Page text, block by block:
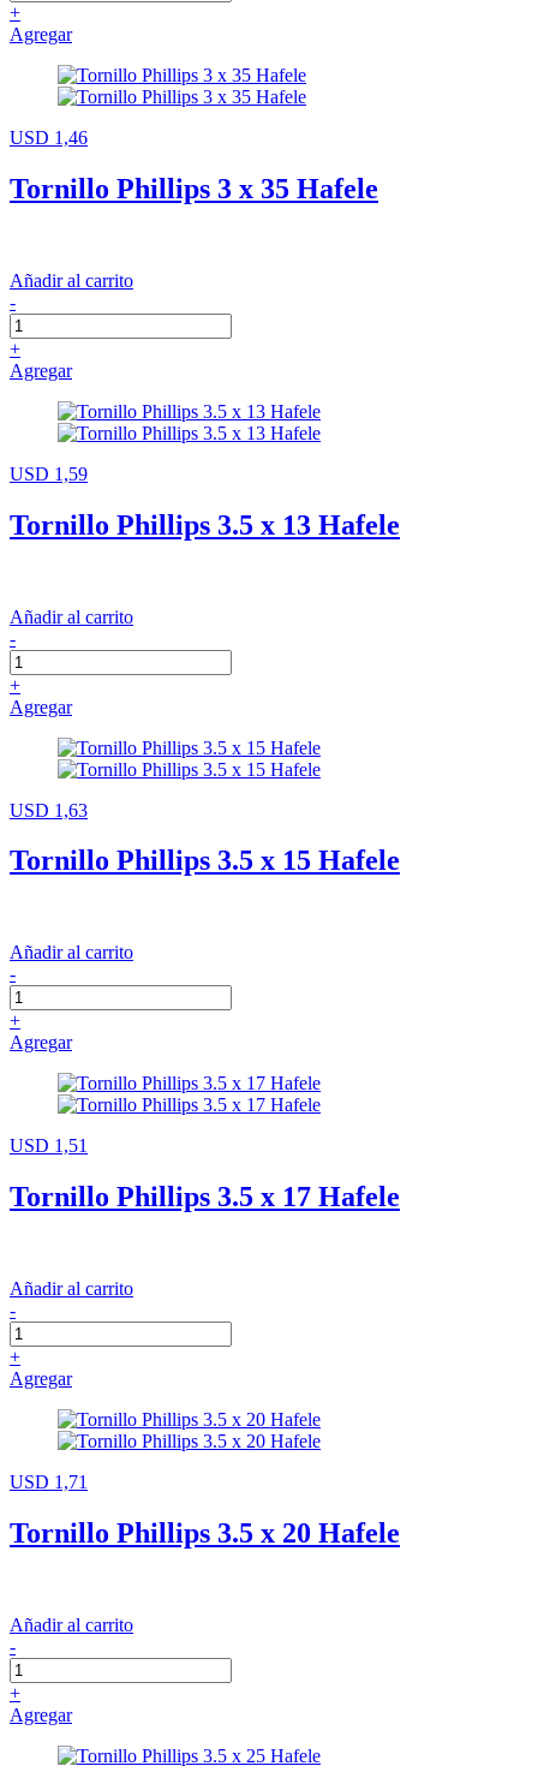
+
Agregar
USD 1,46
Tornillo Phillips 3 x 35 Hafele
Añadir al carrito
-
+
Agregar
USD 1,59
Tornillo Phillips 3.5 x 13 Hafele
Añadir al carrito
-
+
Agregar
USD 1,63
Tornillo Phillips 3.5 x 15 Hafele
Añadir al carrito
-
+
Agregar
USD 1,51
Tornillo Phillips 3.5 x 17 Hafele
Añadir al carrito
-
+
Agregar
USD 1,71
Tornillo Phillips 3.5 x 20 Hafele
Añadir al carrito
-
+
Agregar